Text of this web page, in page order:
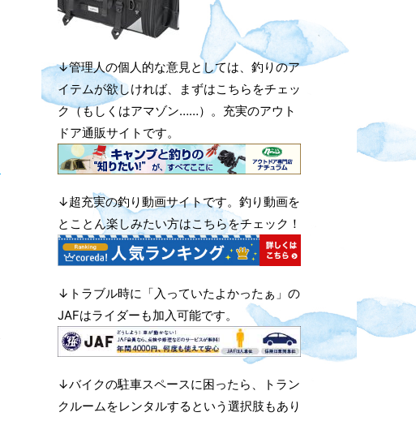
↓管理人の個人的な意見としては、釣りのア
イテムが欲しければ、まずはこちらをチェッ
ク（もしくはアマゾン……）。充実のアウト
ドア通販サイトです。
↓超充実の釣り動画サイトです。釣り動画を
とことん楽しみたい方はこちらをチェック！
↓トラブル時に「入っていたよかったぁ」の
JAFはライダーも加入可能です。
↓バイクの駐車スペースに困ったら、トラン
クルームをレンタルするという選択肢もあり